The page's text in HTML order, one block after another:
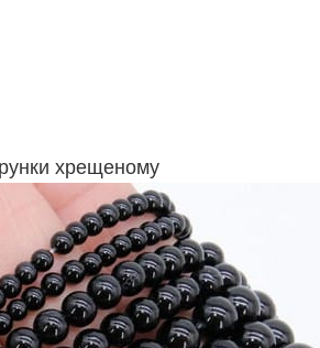
хрещеному